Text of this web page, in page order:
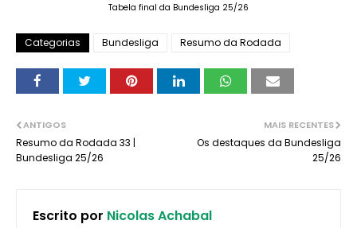
Tabela final da Bundesliga 25/26
Categorias Bundesliga Resumo da Rodada
MAIS RECENTES
Os destaques da Bundesliga
25/26
ANTIGOS
Resumo da Rodada 33 |
Bundesliga 25/26
Escrito por Nicolas Achabal